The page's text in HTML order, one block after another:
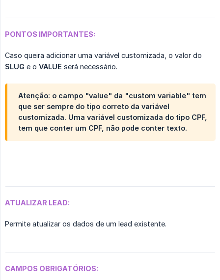
PONTOS IMPORTANTES:
Caso queira adicionar uma variável customizada, o valor do
SLUG e o VALUE será necessário.
Atenção: o campo "value" da "custom variable" tem
que ser sempre do tipo correto da variável
customizada. Uma variável customizada do tipo CPF,
tem que conter um CPF, não pode conter texto.
ATUALIZAR LEAD:
Permite atualizar os dados de um lead existente.
CAMPOS OBRIGATÓRIOS: